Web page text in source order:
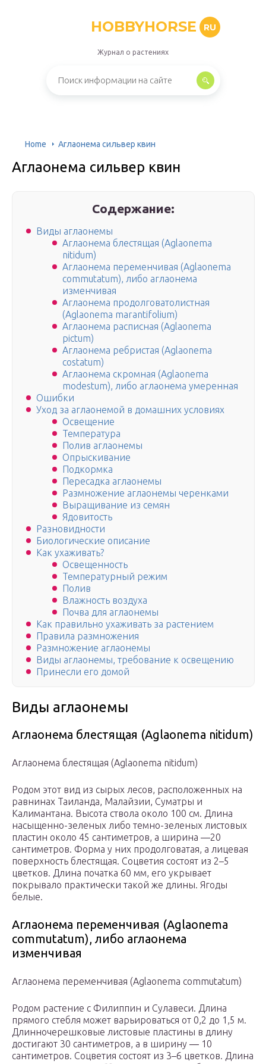
HOBBYHORSE RU
Журнал о растениях
Home Аглаонема сильвер квин
Аглаонема сильвер квин
Содержание:
Виды аглаонемы
Аглаонема блестящая (Aglaonema
nitidum)
Аглаонема переменчивая (Aglaonema
commutatum), либо аглаонема
изменчивая
Аглаонема продолговатолистная
(Aglaonema marantifolium)
Аглаонема расписная (Aglaonema
pictum)
Аглаонема ребристая (Aglaonema
costatum)
Аглаонема скромная (Aglaonema
modestum), либо аглаонема умеренная
Ошибки
Уход за аглаонемой в домашних условиях
Освещение
Температура
Полив аглаонемы
Опрыскивание
Подкормка
Пересадка аглаонемы
Размножение аглаонемы черенками
Выращивание из семян
Ядовитость
Разновидности
Биологические описание
Как ухаживать?
Освещенность
Температурный режим
Полив
Влажность воздуха
Почва для аглаонемы
Как правильно ухаживать за растением
Правила размножения
Размножение аглаонемы
Виды аглаонемы, требование к освещению
Принесли его домой
Виды аглаонемы
Аглаонема блестящая (Aglaonema nitidum)
Аглаонема блестящая (Aglaonema nitidum)
Родом этот вид из сырых лесов, расположенных на
равнинах Таиланда, Малайзии, Суматры и
Калимантана. Высота ствола около 100 см. Длина
насыщенно-зеленых либо темно-зеленых листовых
пластин около 45 сантиметров, а ширина ―20
сантиметров. Форма у них продолговатая, а лицевая
поверхность блестящая. Соцветия состоят из 2–5
цветков. Длина початка 60 мм, его укрывает
покрывало практически такой же длины. Ягоды
белые.
Аглаонема переменчивая (Aglaonema
commutatum), либо аглаонема
изменчивая
Аглаонема переменчивая (Aglaonema commutatum)
Родом растение с Филиппин и Сулавеси. Длина
прямого стебля может варьироваться от 0,2 до 1,5 м.
Длинночерешковые листовые пластины в длину
достигают 30 сантиметров, а в ширину ― 10
сантиметров. Соцветия состоят из 3–6 цветков. Длина